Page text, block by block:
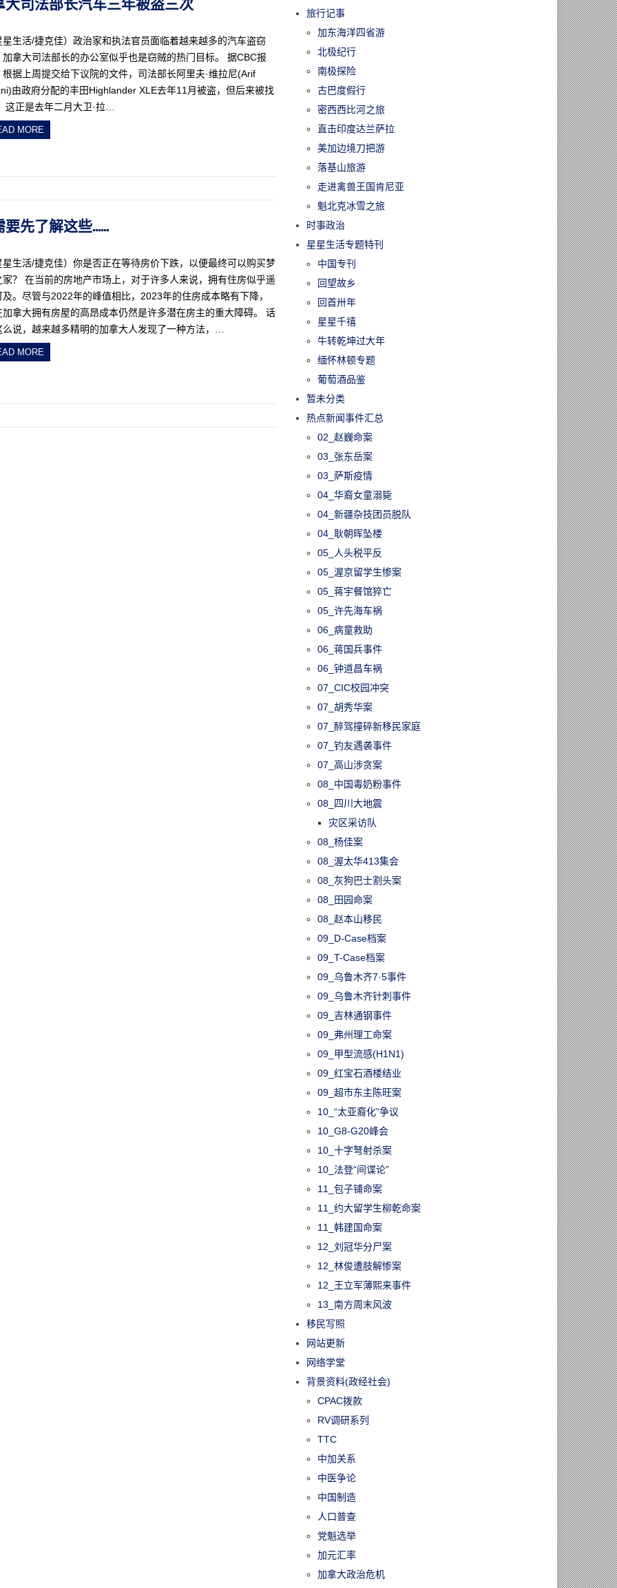
星生活/捷克佳）政治家和执法官员面临着越来越多的汽车盗窃
加拿大司法部长的办公室似乎也是窃贼的热门目标。 据CBC报
根据上周提交给下议院的文件，司法部长阿里夫·维拉尼(Arif
由政府分配的丰田Highlander XLE去年11月被盗，但后来被找
这正是去年二月大卫·拉…
MORE
要先了解这些……
星生活/捷克佳）你是否正在等待房价下跌，以便最终可以购买梦
家？ 在当前的房地产市场上，对于许多人来说，拥有住房似乎遥
及。尽管与2022年的峰值相比，2023年的住房成本略有下降，
加拿大拥有房屋的高昂成本仍然是许多潜在房主的重大障碍。 话
么说，越来越多精明的加拿大人发现了一种方法，…
MORE
旅行记事
加东海洋四省游
北极纪行
南极探险
古巴度假行
密西西比河之旅
直击印度达兰萨拉
美加边境刀把游
落基山旅游
走进禽兽王国肯尼亚
魁北克冰雪之旅
时事政治
星星生活专题特刊
中国专刊
回望故乡
回首卅年
星星千禧
牛转乾坤过大年
缅怀林顿专题
葡萄酒品鉴
暂未分类
热点新闻事件汇总
02_赵巍命案
03_张东岳案
03_萨斯疫情
04_华裔女童溺毙
04_新疆杂技团员脱队
04_耿朝晖坠楼
05_人头税平反
05_渥京留学生惨案
05_蒋宇餐馆猝亡
05_许先海车祸
06_病童救助
06_蒋国兵事件
06_钟道昌车祸
07_CIC校园冲突
07_胡秀华案
07_醉驾撞碎新移民家庭
07_钓友遇袭事件
07_高山涉贪案
08_中国毒奶粉事件
08_四川大地震
灾区采访队
08_杨佳案
08_渥太华413集会
08_灰狗巴士割头案
08_田园命案
08_赵本山移民
09_D-Case档案
09_T-Case档案
09_乌鲁木齐7·5事件
09_乌鲁木齐针刺事件
09_吉林通钢事件
09_弗州理工命案
09_甲型流感(H1N1)
09_红宝石酒楼结业
09_超市东主陈旺案
10_“太亚裔化”争议
10_G8-G20峰会
10_十字弩射杀案
10_法登“间谍论”
11_包子铺命案
11_约大留学生柳乾命案
11_韩建国命案
12_刘冠华分尸案
12_林俊遭肢解惨案
12_王立军薄熙来事件
13_南方周末风波
移民写照
网站更新
网络学堂
背景资料(政经社会)
CPAC拨款
RV调研系列
TTC
中加关系
中医争论
中国制造
人口普查
党魁选举
加元汇率
加拿大政治危机